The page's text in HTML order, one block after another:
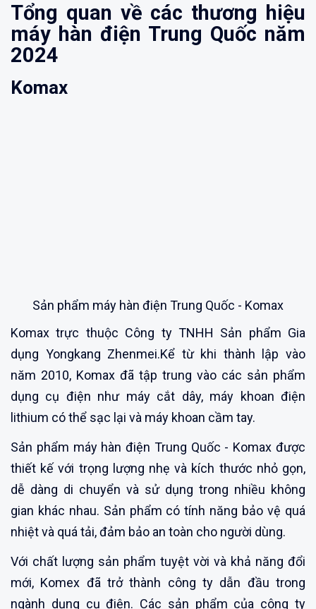
Tổng quan về các thương hiệu
máy hàn điện Trung Quốc năm
2024
Komax
Sản phẩm máy hàn điện Trung Quốc - Komax
Komax trực thuộc Công ty TNHH Sản phẩm Gia
dụng Yongkang Zhenmei.Kể từ khi thành lập vào
năm 2010, Komax đã tập trung vào các sản phẩm
dụng cụ điện như máy cắt dây, máy khoan điện
lithium có thể sạc lại và máy khoan cầm tay.
Sản phẩm máy hàn điện Trung Quốc - Komax được
thiết kế với trọng lượng nhẹ và kích thước nhỏ gọn,
dễ dàng di chuyển và sử dụng trong nhiều không
gian khác nhau. Sản phẩm có tính năng bảo vệ quá
nhiệt và quá tải, đảm bảo an toàn cho người dùng.
Với chất lượng sản phẩm tuyệt vời và khả năng đổi
mới, Komex đã trở thành công ty dẫn đầu trong
ngành dụng cụ điện. Các sản phẩm của công ty